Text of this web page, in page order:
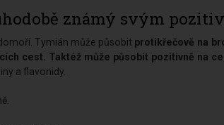
známý svým
Tymián může působit protikřečově na
cest. Taktéž může působit pozitivně na
a flavonidy.